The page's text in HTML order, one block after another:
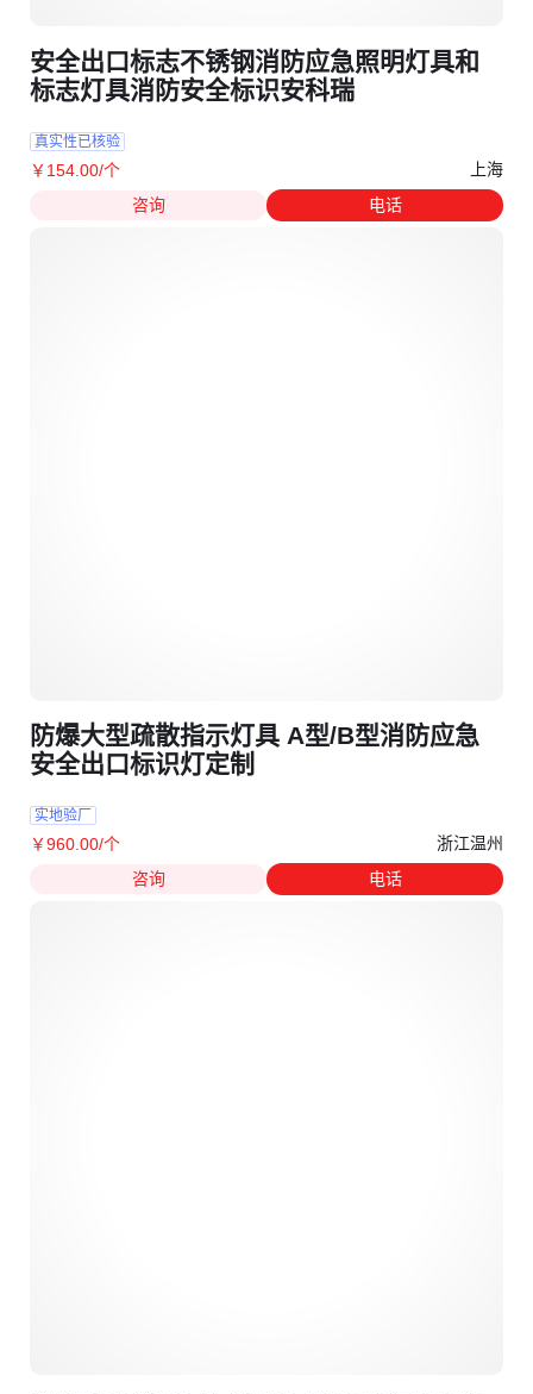
安全出口标志不锈钢消防应急照明灯具和
标志灯具消防安全标识安科瑞
真实性已核验
￥ 154 .00/个
上海
咨询
电话
防爆大型疏散指示灯具 A型/B型消防应急
安全出口标识灯定制
实地验厂
￥960 .00/个
浙江温州
咨询
电话